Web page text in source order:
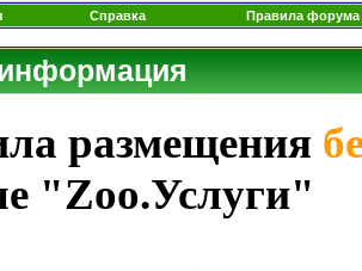
Справка Правила форума
размещения
"Zoo.Услуги"